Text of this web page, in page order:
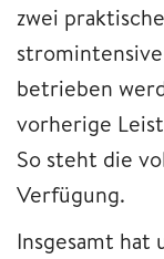
zwei
betrieben
vorherige
So steht die
Verfügung.
Insgesamt hat